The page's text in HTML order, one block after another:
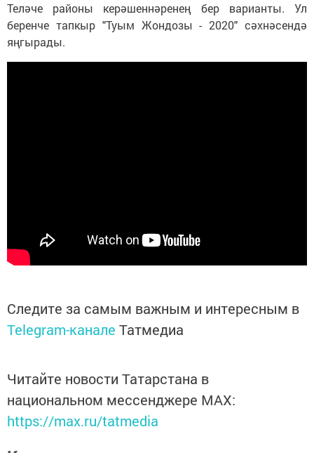
Теләче районы керәшеннәренең бер варианты. Ул
беренче тапкыр "Туым Жондозы - 2020" сәхнәсендә
яңгырады.
Следите за самым важным и интересным в
Telegram-канале Татмедиа
Читайте новости Татарстана в
национальном мессенджере MАХ:
https://max.ru/tatmedia